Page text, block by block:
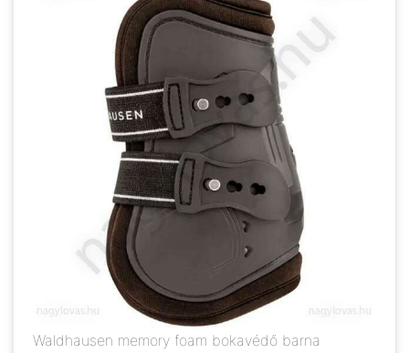
Waldhausen memory foam bokavédő barna